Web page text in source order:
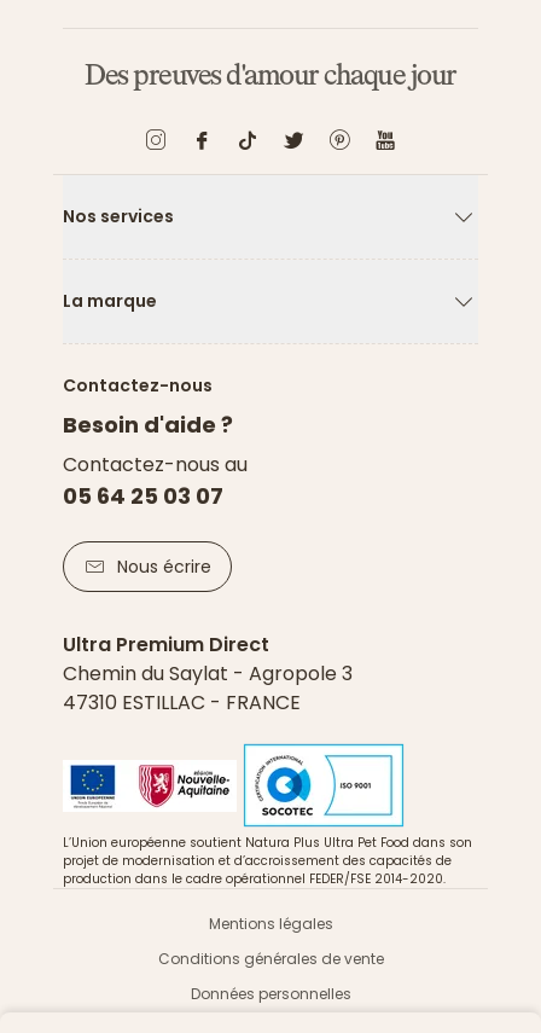
Des preuves d'amour chaque jour
Nos services
La marque
Contactez-nous
Besoin d'aide ?
Contactez-nous au
05 64 25 03 07
Nous écrire
Ultra Premium Direct
Chemin du Saylat - Agropole 3
47310 ESTILLAC - FRANCE
L’Union européenne soutient Natura Plus Ultra Pet Food dans son
projet de modernisation et d’accroissement des capacités de
production dans le cadre opérationnel FEDER/FSE 2014-2020.
Mentions légales
Conditions générales de vente
Données personnelles